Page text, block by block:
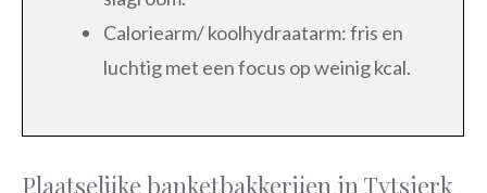
Caloriearm/ koolhydraatarm: fris en
luchtig met een focus op weinig kcal.
Plaatselijke banketbakkerijen in Tytsjerk